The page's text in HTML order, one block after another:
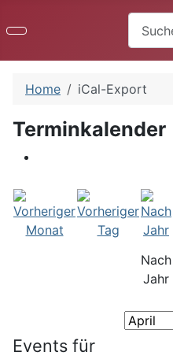
Home iCal-Export
Terminkalender
Nach
Jahr
Events für